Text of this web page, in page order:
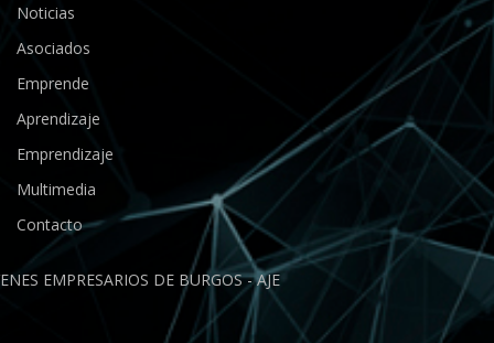
Noticias
Asociados
Emprende
Aprendizaje
Emprendizaje
Multimedia
Contacto
EMPRESARIOS DE BURGOS - AJE